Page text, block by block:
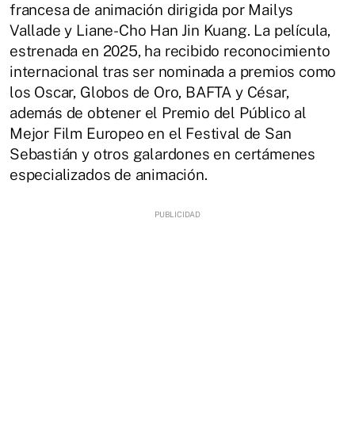
francesa de animación dirigida por Mailys
Vallade y Liane-Cho Han Jin Kuang. La película,
estrenada en 2025, ha recibido reconocimiento
internacional tras ser nominada a premios como
los Oscar, Globos de Oro, BAFTA y César,
además de obtener el Premio del Público al
Mejor Film Europeo en el Festival de San
Sebastián y otros galardones en certámenes
especializados de animación.